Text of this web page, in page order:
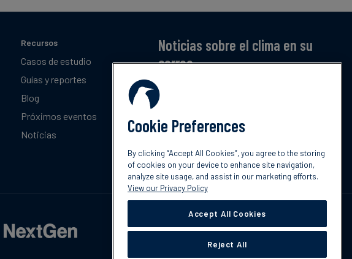
Recursos
Casos de estudio
Guías y reportes
Blog
Próximos eventos
Noticias
Noticias sobre el clima en su
correo
Suscríbase a nuestro resumen mensual gratuito
de las últimas tendencias, políticas e
Suscribir
Cookie Preferences
By clicking “Accept All Cookies”, you agree to the storing
of cookies on your device to enhance site navigation,
analyze site usage, and assist in our marketing efforts.
View our Privacy Policy
Accept All Cookies
Reject All